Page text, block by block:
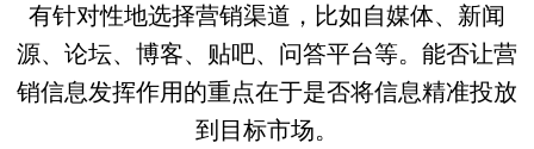
有针对性地选择营销渠道，比如自媒体、新闻
源、论坛、博客、贴吧、问答平台等。能否让营
销信息发挥作用的重点在于是否将信息精准投放
到目标市场。